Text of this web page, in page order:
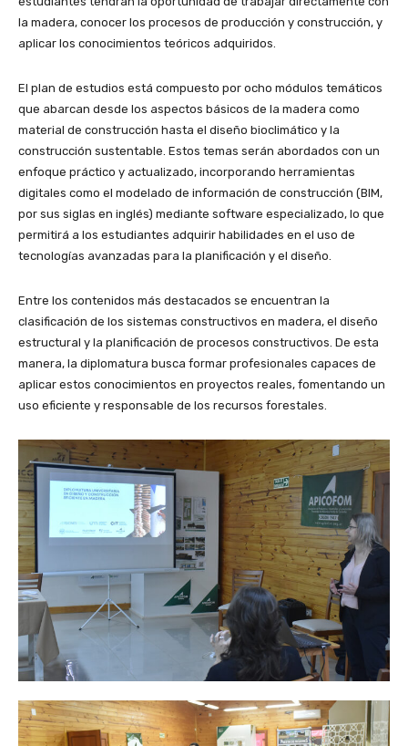
la madera, conocer los procesos de producción y construcción, y
aplicar los conocimientos teóricos adquiridos.
El plan de estudios está compuesto por ocho módulos temáticos
que abarcan desde los aspectos básicos de la madera como
material de construcción hasta el diseño bioclimático y la
construcción sustentable. Estos temas serán abordados con un
enfoque práctico y actualizado, incorporando herramientas
digitales como el modelado de información de construcción (BIM,
por sus siglas en inglés) mediante software especializado, lo que
permitirá a los estudiantes adquirir habilidades en el uso de
tecnologías avanzadas para la planificación y el diseño.
Entre los contenidos más destacados se encuentran la
clasificación de los sistemas constructivos en madera, el diseño
estructural y la planificación de procesos constructivos. De esta
manera, la diplomatura busca formar profesionales capaces de
aplicar estos conocimientos en proyectos reales, fomentando un
uso eficiente y responsable de los recursos forestales.